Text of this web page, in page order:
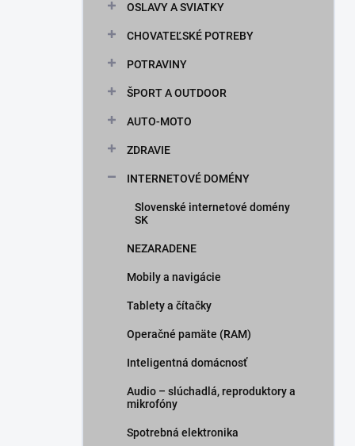
OSLAVY A SVIATKY
CHOVATEĽSKÉ POTREBY
POTRAVINY
ŠPORT A OUTDOOR
AUTO-MOTO
ZDRAVIE
INTERNETOVÉ DOMÉNY
Slovenské internetové domény
SK
NEZARADENE
Mobily a navigácie
Tablety a čítačky
Operačné pamäte (RAM)
Inteligentná domácnosť
Audio – slúchadlá, reproduktory a
mikrofóny
Spotrebná elektronika